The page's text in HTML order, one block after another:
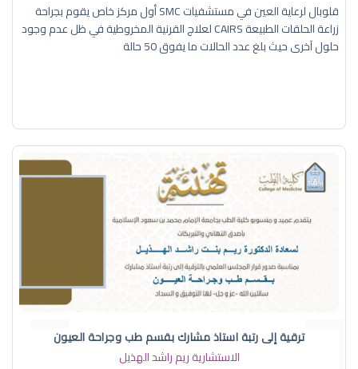
قلوبال لرعاية العين في مستشفيات SMC أول مركز خاص يقوم بجراحة
زراعة الحلقات الطبيعة CAIRS لعلاج القرنية المخروطية في ظل عدم وجود
حلول آخرى حيث بلغ عدد الحالات ما يفوق 50 حالة
ترقية إلى رتبة استاذ مشارك بقسم طب وجراحة العيون
الاستشارية ريم راشد الهذيل